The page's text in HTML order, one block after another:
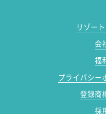
リゾー
会
福
プライバシー
登録商
採